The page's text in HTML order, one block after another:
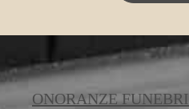
ONORANZE FUNEBRI